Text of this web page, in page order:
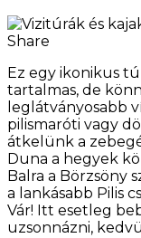
Share
Ez egy ikonikus
tartalmas, de
leglátványosabb
pilismaróti vagy
átkelünk a
Duna a hegyek
Balra a Börzsöny
a lankásabb Pilis
Vár! Itt esetleg
uzsonnázni,